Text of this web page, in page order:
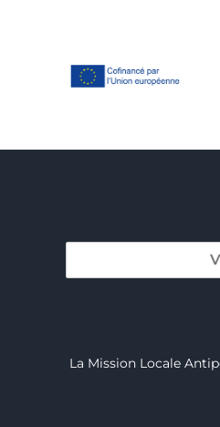
La Mission Locale